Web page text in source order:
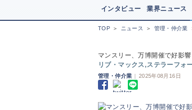
インタビュー 業界ニュース
TOP ＞ ニュース ＞ 管理・仲介業
マンスリー、万博開催で好影響
リブ・マックス,ステラーフ
管理・仲介業 | 2025年08月16日